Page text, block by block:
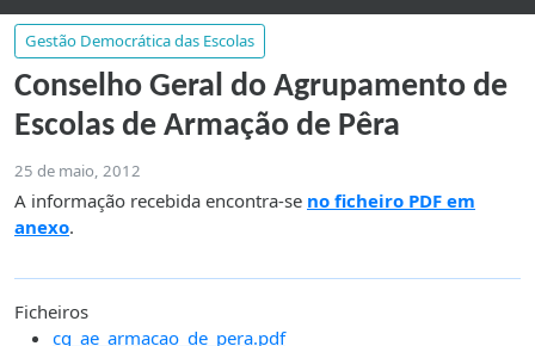
Gestão Democrática das Escolas
Conselho Geral do Agrupamento de
Escolas de Armação de Pêra
25 de maio, 2012
A informação recebida encontra-se no ficheiro PDF em
anexo.
Ficheiros
cg_ae_armacao_de_pera.pdf